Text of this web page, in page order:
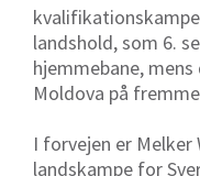
landshold, som 6.
hjemmebane,
Moldova på
I forvejen er
landskampe for